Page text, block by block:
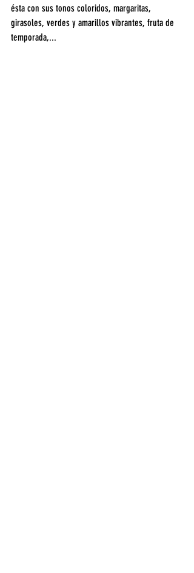
ésta con sus tonos coloridos, margaritas,
girasoles, verdes y amarillos vibrantes, fruta de
temporada,...